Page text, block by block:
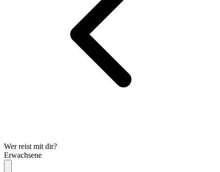
Wer reist mit dir?
Erwachsene